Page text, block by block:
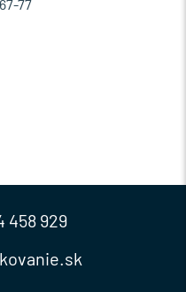
67-77
458 929